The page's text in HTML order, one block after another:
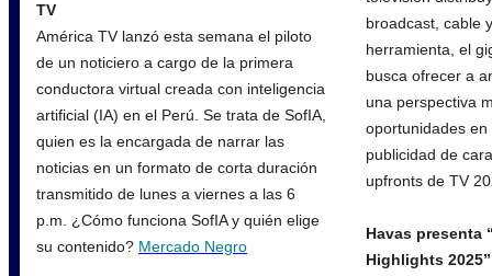
TV
América TV lanzó esta semana el piloto
de un noticiero a cargo de la primera
conductora virtual creada con inteligencia
artificial (IA) en el Perú. Se trata de SofIA,
quien es la encargada de narrar las
noticias en un formato de corta duración
transmitido de lunes a viernes a las 6
p.m. ¿Cómo funciona SofIA y quién elige
su contenido? Mercado Negro
broadcast, cable
herramienta, el
busca ofrecer a
una perspectiva
oportunidades
publicidad de
upfronts de TV
Havas presenta
Highlights